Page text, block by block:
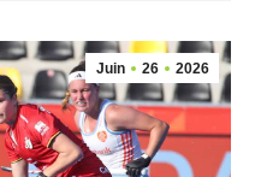
Juin 26 2026